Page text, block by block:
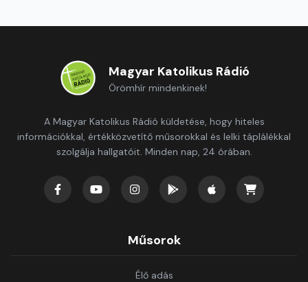
Magyar Katolikus Rádió
Örömhír mindenkinek!
A Magyar Katolikus Rádió küldetése, hogy hiteles
információkkal, értékközvetítő műsorokkal és lelki táplálékkal
szolgálja hallgatóit. Minden nap, 24 órában.
Műsorok
Élő adás